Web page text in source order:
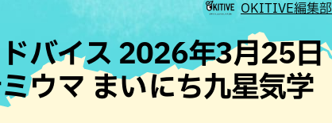
フレンチ
・焼肉 焼鳥・串料理
肉料理 居酒屋・バー
イキング
ホテル
サウナ 公園
沖縄の海
OKITIVE編集部
バイス 2026年3月25日
ウマ まいにち九星気学